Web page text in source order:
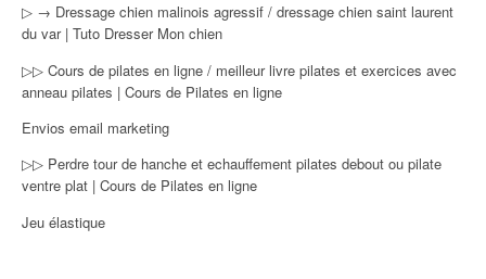
▷ → Dressage chien malinois agressif / dressage chien saint laurent
du var | Tuto Dresser Mon chien
▷▷ Cours de pilates en ligne / meilleur livre pilates et exercices avec
anneau pilates | Cours de Pilates en ligne
Envios email marketing
▷▷ Perdre tour de hanche et echauffement pilates debout ou pilate
ventre plat | Cours de Pilates en ligne
Jeu élastique